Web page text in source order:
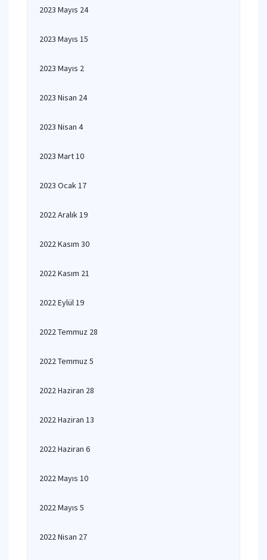
2023 Mayıs 24
2023 Mayıs 15
2023 Mayıs 2
2023 Nisan 24
2023 Nisan 4
2023 Mart 10
2023 Ocak 17
2022 Aralık 19
2022 Kasım 30
2022 Kasım 21
2022 Eylül 19
2022 Temmuz 28
2022 Temmuz 5
2022 Haziran 28
2022 Haziran 13
2022 Haziran 6
2022 Mayıs 10
2022 Mayıs 5
2022 Nisan 27